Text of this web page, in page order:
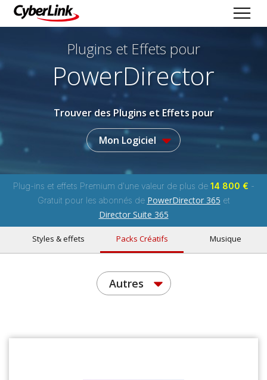
Plugins et Effets pour
PowerDirector
Trouver des Plugins et Effets pour
Mon Logiciel
Plug-ins et effets Premium d'une valeur de plus de 14 800 € -
Gratuit pour les abonnés de PowerDirector 365 et
Director Suite 365
Styles & effets Packs Créatifs Musique
Autres